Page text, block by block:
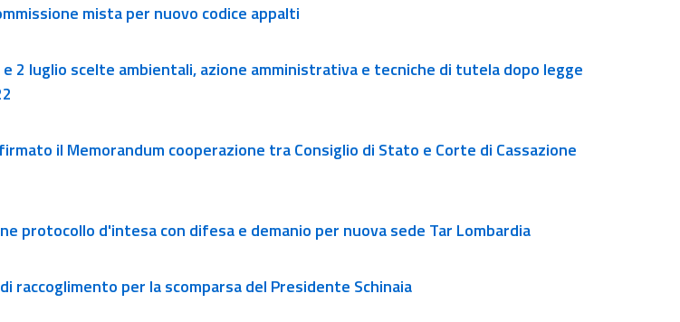
mista per nuovo codice appalti
e 2 luglio scelte ambientali, azione amministrativa e tecniche di tutela dopo legge
il Memorandum cooperazione tra Consiglio di Stato e Corte di Cassazione
protocollo d'intesa con difesa e demanio per nuova sede Tar Lombardia
raccoglimento per la scomparsa del Presidente Schinaia